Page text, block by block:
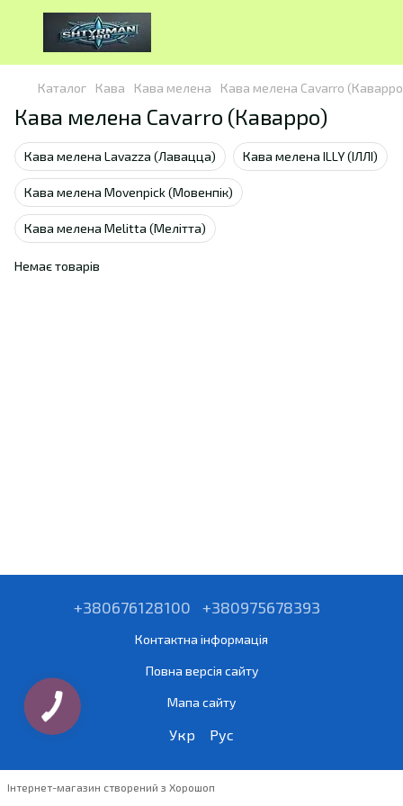
Каталог Кава Кава мелена Кава мелена Cavarro
Кава мелена Cavarro (Каварро)
Кава мелена Lavazza (Лавацца) Кава мелена ILLY (ІЛЛІ)
Кава мелена Movenpick (Мовенпік)
Кава мелена Melitta (Мелітта)
Немає товарів
+380676128100 +380975678393
Контактна інформація
Повна версія сайту
Мапа сайту
Укр Рус
Інтернет-магазин створений з Хорошоп